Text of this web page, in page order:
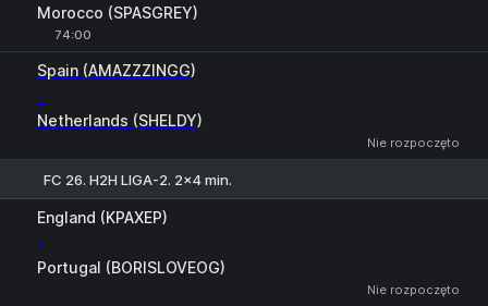
Morocco (SPASGREY)
74:00
Spain (AMAZZZINGG)
-
Netherlands (SHELDY)
Nie rozpoczęto
FC 26. H2H LIGA-2. 2x4 min.
England (KPAXEP)
-
Portugal (BORISLOVEOG)
Nie rozpoczęto